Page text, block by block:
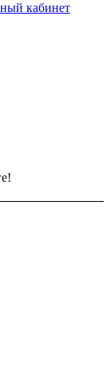
кабинет